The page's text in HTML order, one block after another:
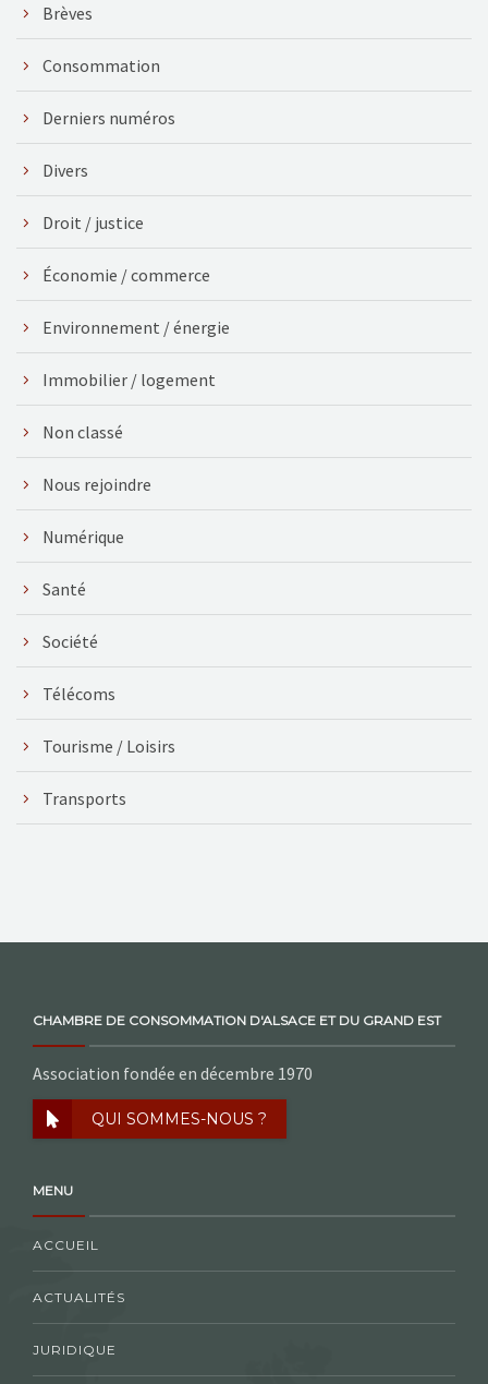
Brèves
Consommation
Derniers numéros
Divers
Droit / justice
Économie / commerce
Environnement / énergie
Immobilier / logement
Non classé
Nous rejoindre
Numérique
Santé
Société
Télécoms
Tourisme / Loisirs
Transports
CHAMBRE DE CONSOMMATION D'ALSACE ET DU GRAND EST
Association fondée en décembre 1970
QUI SOMMES-NOUS ?
MENU
ACCUEIL
ACTUALITÉS
JURIDIQUE